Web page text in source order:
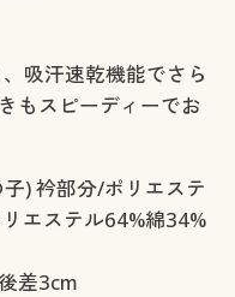
吸汗速乾機能でさら
もスピーディーでお
) 衿部分/ポリエステ
エステル64%綿34%
差3cm